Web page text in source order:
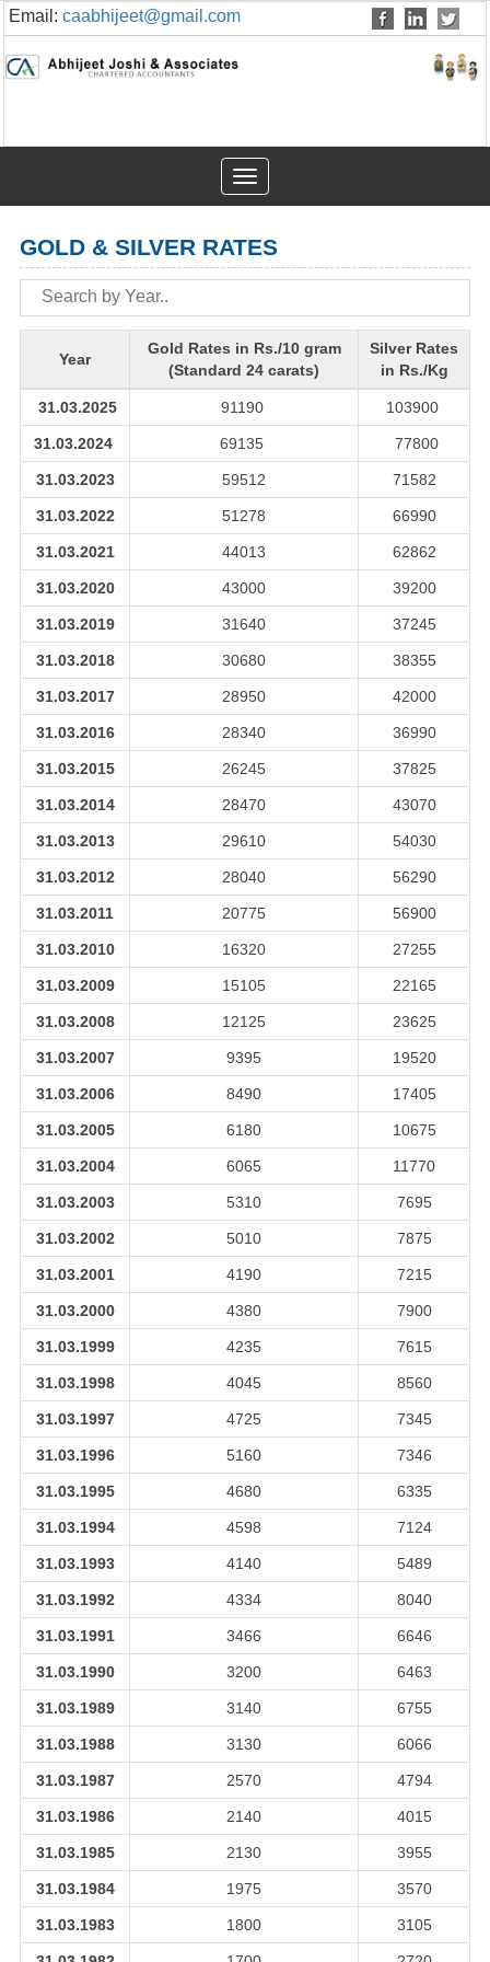
Email:caabhijeet@gmail.com
Toggle
navigation
GOLD & SILVER RATES
Year
Gold Rates in Rs./10 gram
(Standard 24 carats)
Silver Rates
in Rs./Kg
31.03.2025 91190 103900
31.03.2024 69135 77800
31.03.2023 59512 71582
31.03.2022 51278 66990
31.03.2021 44013 62862
31.03.2020 43000 39200
31.03.2019 31640 37245
31.03.2018 30680 38355
31.03.2017 28950 42000
31.03.2016 28340 36990
31.03.2015 26245 37825
31.03.2014 28470 43070
31.03.2013 29610 54030
31.03.2012 28040 56290
31.03.2011 20775 56900
31.03.2010 16320 27255
31.03.2009 15105 22165
31.03.2008 12125 23625
31.03.2007 9395 19520
31.03.2006 8490 17405
31.03.2005 6180 10675
31.03.2004 6065 11770
31.03.2003 5310 7695
31.03.2002 5010 7875
31.03.2001 4190 7215
31.03.2000 4380 7900
31.03.1999 4235 7615
31.03.1998 4045 8560
31.03.1997 4725 7345
31.03.1996 5160 7346
31.03.1995 4680 6335
31.03.1994 4598 7124
31.03.1993 4140 5489
31.03.1992 4334 8040
31.03.1991 3466 6646
31.03.1990 3200 6463
31.03.1989 3140 6755
31.03.1988 3130 6066
31.03.1987 2570 4794
31.03.1986 2140 4015
31.03.1985 2130 3955
31.03.1984 1975 3570
31.03.1983 1800 3105